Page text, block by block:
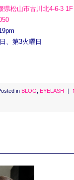
県松山市古川北4-6-3 1F
、第3火曜日
in BLOG EYELASH ｜